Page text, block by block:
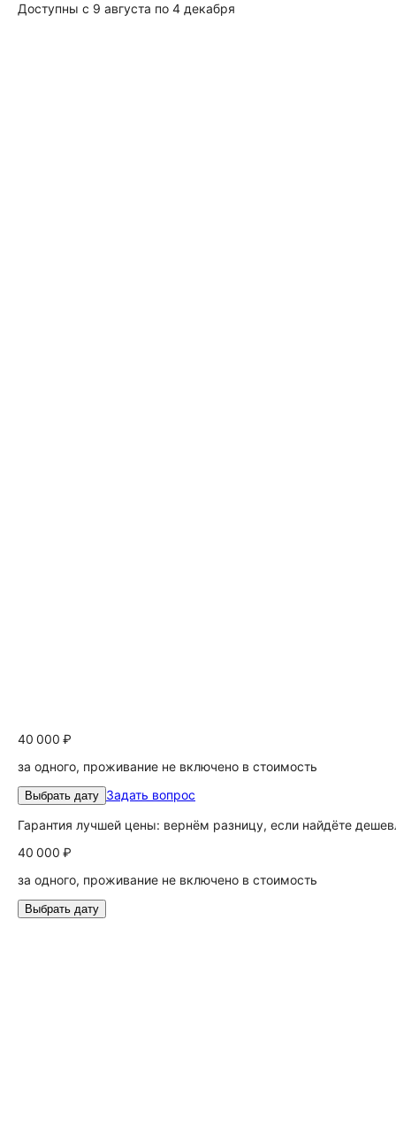
Доступны с 9 августа по 4 декабря
40 000 ₽
за одного, проживание не включено в стоимость
Выбрать дату Задать вопрос
Гарантия лучшей цены: вернём разницу, если найдёте
40 000 ₽
за одного, проживание не включено в стоимость
Выбрать дату